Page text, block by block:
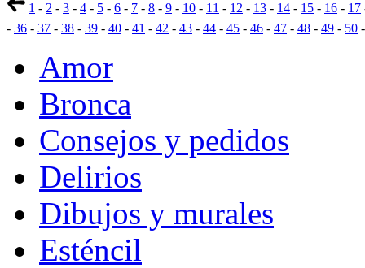
1 - 2 - 3 - 4 - 5 - 6 - 7 - 8 - 9 - 10 - 11 - 12 - 13 - 14 - 15 - 16 - 17
- 36 - 37 - 38 - 39 - 40 - 41 - 42 - 43 - 44 - 45 - 46 - 47 - 48 - 49 - 50
Amor
Bronca
Consejos y pedidos
Delirios
Dibujos y murales
Esténcil